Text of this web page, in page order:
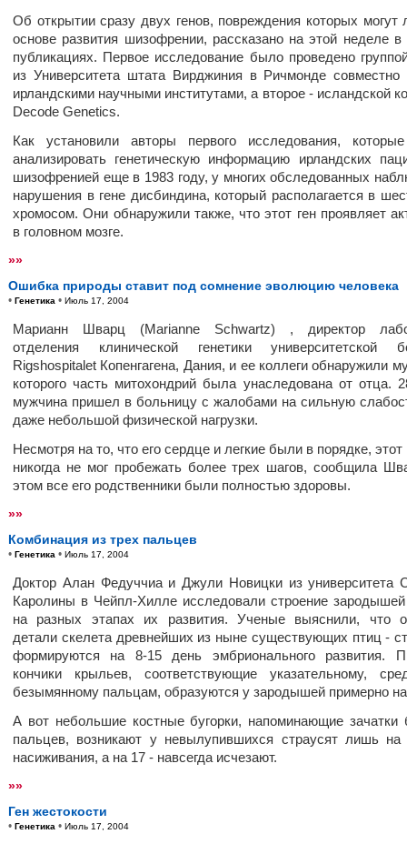
Об открытии сразу двух генов, повреждения которых могут
основе развития шизофрении, рассказано на этой неделе в
публикациях. Первое исследование было проведено
из Университета штата Вирджиния в Ричмонде
ирландскими научными институтами, а второе - исландской
Decode Genetics.
Как установили авторы первого исследования,
анализировать генетическую информацию ирландских
шизофренией еще в 1983 году, у многих обследованных
нарушения в гене дисбиндина, который располагается в
хромосом. Они обнаружили также, что этот ген проявляет
в головном мозге.
»»
Ошибка природы ставит под сомнение эволюцию человека
• Генетика • Июль 17, 2004
Марианн Шварц (Marianne Schwartz) , директор
отделения клинической генетики университетской
Rigshospitalet Копенгагена, Дания, и ее коллеги обнаружили
которого часть митохондрий была унаследована от отца.
мужчина пришел в больницу с жалобами на сильную
даже небольшой физической нагрузки.
Несмотря на то, что его сердце и легкие были в порядке,
никогда не мог пробежать более трех шагов, сообщила
этом все его родственники были полностью здоровы.
»»
Комбинация из трех пальцев
• Генетика • Июль 17, 2004
Доктор Алан Федуччиа и Джули Новицки из университета
Каролины в Чейпл-Хилле исследовали строение зародышей
на разных этапах их развития. Ученые выяснили, что
детали скелета древнейших из ныне существующих птиц -
формируются на 8-15 день эмбрионального развития.
кончики крыльев, соответствующие указательному,
безымянному пальцам, образуются у зародышей примерно
А вот небольшие костные бугорки, напоминающие зачатки
пальцев, возникают у невылупившихся страусят лишь
насиживания, а на 17 - навсегда исчезают.
»»
Ген жестокости
• Генетика • Июль 17, 2004